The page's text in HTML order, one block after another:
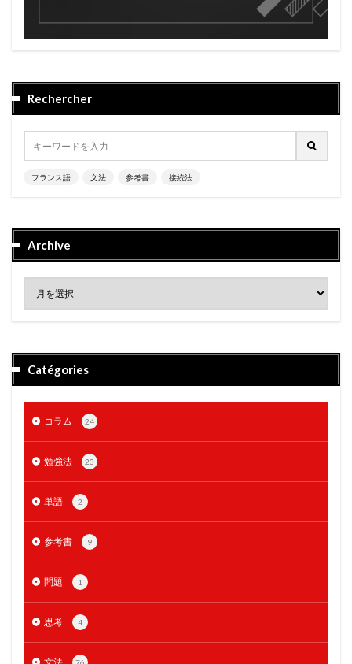
Rechercher
フランス語 文法 参考書 接続法
Archive
Catégories
コラム 24
勉強法 23
単語 2
参考書 9
問題 1
思考 4